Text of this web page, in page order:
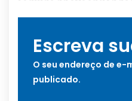
Escreva
O seu endereço de e-
publicado.